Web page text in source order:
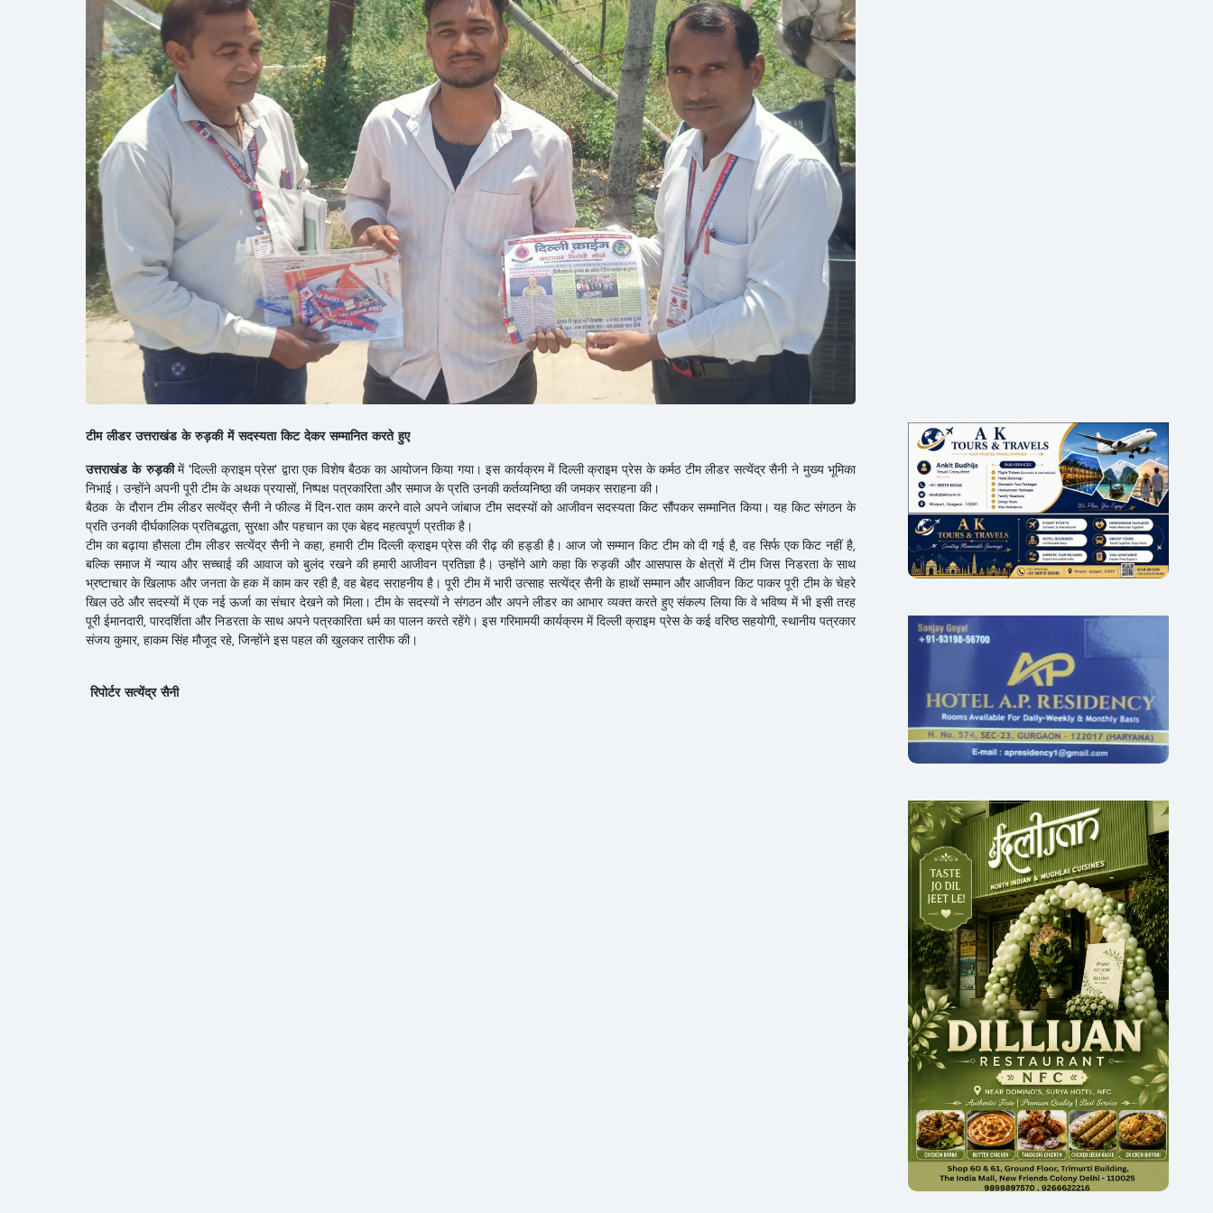
टीम लीडर उत्तराखंड के रुड़की में सदस्यता किट देकर सम्मानित करते हुए
उत्तराखंड के रुड़कीमें 'दिल्ली क्राइम प्रेस' द्वारा एक विशेष बैठक का आयोजन किया गया। इस कार्यक्रम में दिल्ली क्राइम प्रेस के कर्मठ टीम लीडर सत्येंद्र सैनी ने मुख्य भूमिका
निभाई। उन्होंने अपनी पूरी टीम के अथक प्रयासों, निष्पक्ष पत्रकारिता और समाज के प्रति उनकी कर्तव्यनिष्ठा की जमकर सराहना की।
बैठक ​ के दौरान टीम लीडर सत्येंद्र सैनी ने फील्ड में दिन-रात काम करने वाले अपने जांबाज टीम सदस्यों को आजीवन सदस्यता किट सौंपकर सम्मानित किया। यह किट संगठन के
प्रति उनकी दीर्घकालिक प्रतिबद्धता, सुरक्षा और पहचान का एक बेहद महत्वपूर्ण प्रतीक है।
​टीम का बढ़ाया हौसला ​टीम लीडर सत्येंद्र सैनी ने कहा, हमारी टीम दिल्ली क्राइम प्रेस की रीढ़ की हड्डी है। आज जो सम्मान किट टीम को दी गई है, वह सिर्फ एक किट नहीं है,
बल्कि समाज में न्याय और सच्चाई की आवाज को बुलंद रखने की हमारी आजीवन प्रतिज्ञा है। उन्होंने आगे कहा कि रुड़की और आसपास के क्षेत्रों में टीम जिस निडरता के साथ
भ्रष्टाचार के खिलाफ और जनता के हक में काम कर रही है, वह बेहद सराहनीय है। पूरी टीम में भारी उत्साह सत्येंद्र सैनी के हाथों सम्मान और आजीवन किट पाकर पूरी टीम के चेहरे
खिल उठे और सदस्यों में एक नई ऊर्जा का संचार देखने को मिला। टीम के सदस्यों ने संगठन और अपने लीडर का आभार व्यक्त करते हुए संकल्प लिया कि वे भविष्य में भी इसी तरह
पूरी ईमानदारी, पारदर्शिता और निडरता के साथ अपने पत्रकारिता धर्म का पालन करते रहेंगे। ​इस गरिमामयी कार्यक्रम में दिल्ली क्राइम प्रेस के कई वरिष्ठ सहयोगी, स्थानीय पत्रकार
संजय कुमार, हाकम सिंह मौजूद रहे, जिन्होंने इस पहल की खुलकर तारीफ की।
रिपोर्टर सत्येंद्र सैनी